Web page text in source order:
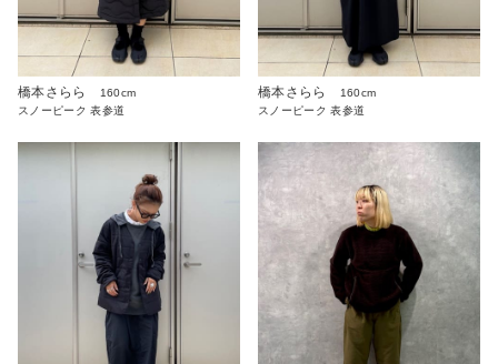
橋本さらら
160cm
スノーピーク 表参道
橋本さらら
160cm
スノーピーク 表参道